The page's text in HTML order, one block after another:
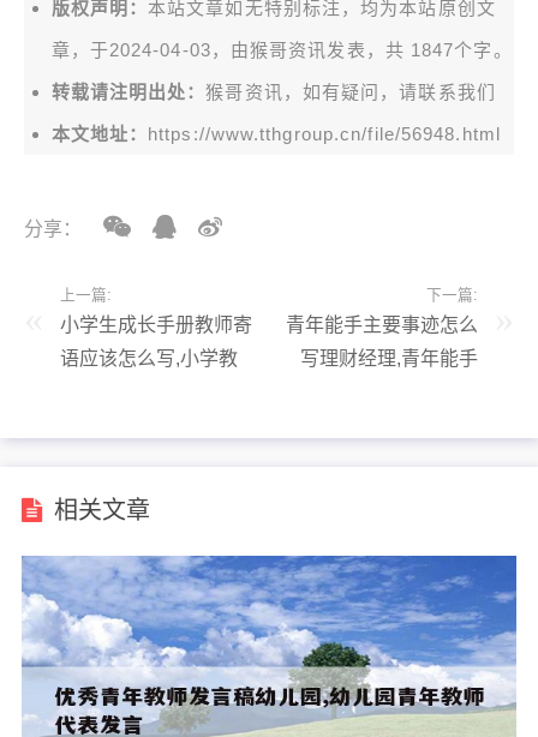
版权声明： 本站文章如无特别标注，均为本站原创文
章，于2024-04-03，由猴哥资讯 发表，共 1847个字。
转载请注明出处：猴哥资讯，如有疑问，请联系我们
本文地址： https://www.tthgroup.cn/file/56948.html
分享：
上一篇:
小学生成长手册教师寄
语应该怎么写,小学教
下一篇:
青年能手主要事迹怎么
写理财经理,青年能手
相关文章